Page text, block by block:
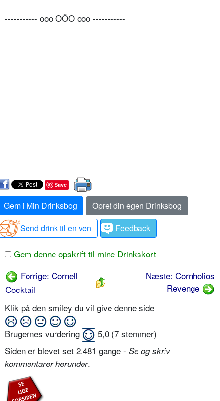
----------- ooo OÔO ooo -----------
Save
Gem i Min Drinksbog
Opret din egen Drinksbog
Send drink til en ven
Feedback
Gem denne opskrift til mine Drinkskort
Forrige: Cornell
Cocktail
Næste: Cornholios
Revenge
Klik på den smiley du vil give denne side
Brugernes vurdering 5,0 (7 stemmer)
Siden er blevet set 2.481 gange - Se og skriv
kommentarer herunder.